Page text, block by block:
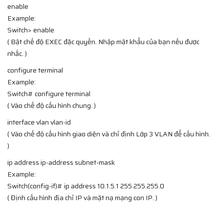
enable
Example:
Switch> enable
( Bật chế độ EXEC đặc quyền. Nhập mật khẩu của bạn nếu được
nhắc. )
configure terminal
Example:
Switch# configure terminal
( Vào chế độ cấu hình chung. )
interface vlan vlan-id
( Vào chế độ cấu hình giao diện và chỉ định Lớp 3 VLAN để cấu hình.
)
ip address ip-address subnet-mask
Example:
Switch(config-if)# ip address 10.1.5.1 255.255.255.0
( Định cấu hình địa chỉ IP và mặt nạ mạng con IP. )